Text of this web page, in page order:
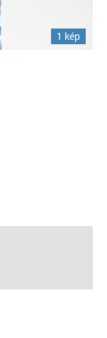
1 kép